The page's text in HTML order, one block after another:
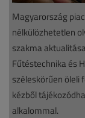
Magyarország
nélkülözhetetlen
szakma
Fűtéstechnika és
széleskörűen öleli
kézből
alkalommal.